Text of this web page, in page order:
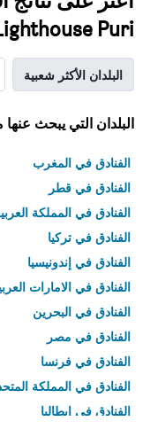
Puri
البلدان الأكثر شعبية
البلدان التي يبحث
الفنادق في المغرب
الفنادق في قطر
الفنادق في المملكة
الفنادق في تركيا
الفنادق في إندونيسيا
الفنادق في الامارات
الفنادق في البحرين
الفنادق في مصر
الفنادق في فرنسا
الفنادق في المملكة
الفنادق في إيطاليا